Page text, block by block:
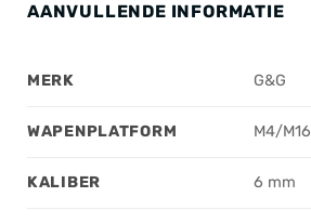
AANVULLENDE INFORMATIE
MERK G&G
WAPENPLATFORM M4/M16
KALIBER 6 mm